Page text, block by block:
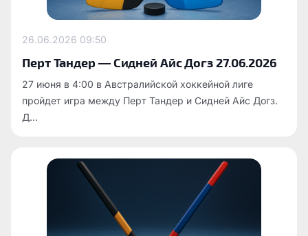
26.06.2026 09:50
Перт Тандер — Сидней Айс Догз 27.06.2026
27 июня в 4:00 в Австралийской хоккейной лиге
пройдет игра между Перт Тандер и Сидней Айс Догз.
Д...